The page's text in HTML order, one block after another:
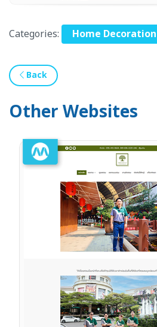
Categories: Home Decoration
Back
Other Websites